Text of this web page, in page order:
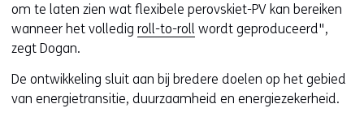
om te laten zien wat flexibele perovskiet-PV kan bereiken
wanneer het volledig roll-to-roll
wordt geproduceerd",
zegt Dogan.
De ontwikkeling sluit aan bij bredere doelen op het gebied
van energietransitie, duurzaamheid en energiezekerheid.